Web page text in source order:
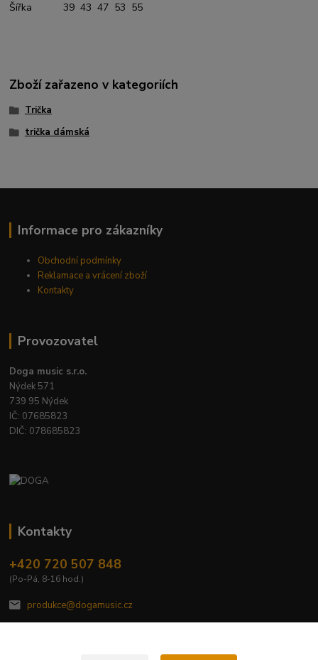
Šířka 39 43 47 53 55
Zboží zařazeno v kategoriích
Trička
trička dámská
Informace pro zákazníky
Obchodní podmínky
Reklamace a vrácení zboží
Kontakty
Provozovatel
Doga music s.r.o.
Nýdek 571
739 95 Nýdek
IČ: 07685823
DIČ: 078685823
Kontakty
+420 720 507 848
(Po-Pá, 8-16 hod.)
produkce@dogamusic.cz